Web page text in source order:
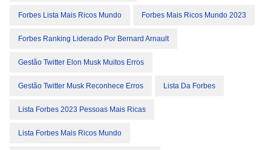
Forbes Lista Mais Ricos Mundo Forbes Mais Ricos Mundo 2023
Forbes Ranking Liderado Por Bernard Arnault
Gestão Twitter Elon Musk Muitos Erros
Gestão Twitter Musk Reconhece Erros Lista Da Forbes
Lista Forbes 2023 Pessoas Mais Ricas
Lista Forbes Mais Ricos Mundo